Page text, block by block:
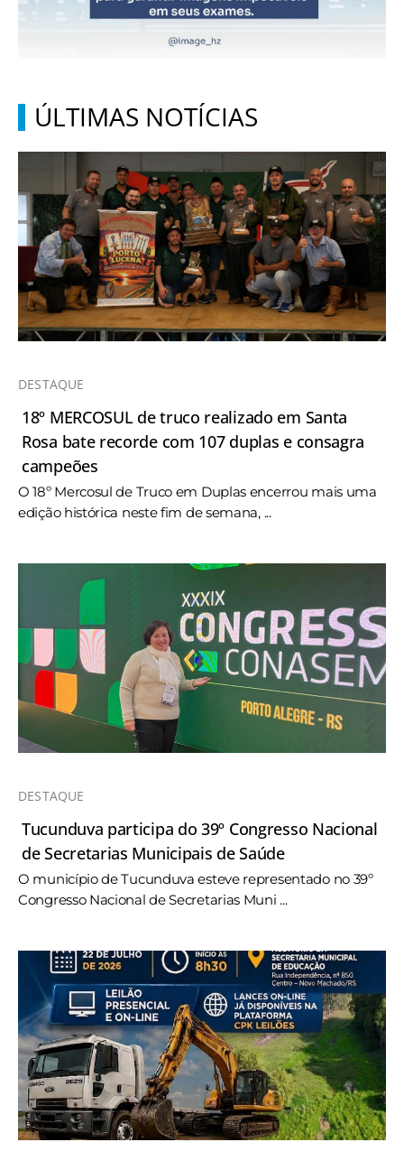
ÚLTIMAS NOTÍCIAS
DESTAQUE
18º MERCOSUL de truco realizado em Santa
Rosa bate recorde com 107 duplas e consagra
campeões
O 18º Mercosul de Truco em Duplas encerrou mais uma
edição histórica neste fim de semana, ...
DESTAQUE
Tucunduva participa do 39º Congresso Nacional
de Secretarias Municipais de Saúde
O município de Tucunduva esteve representado no 39º
Congresso Nacional de Secretarias Muni ...